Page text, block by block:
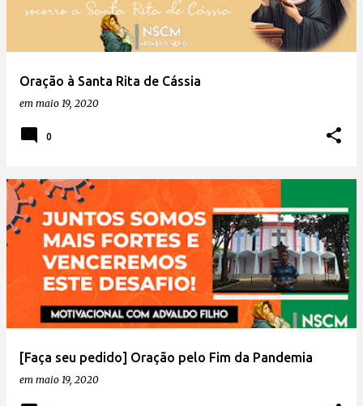
Oração à Santa Rita de Cássia
em maio 19, 2020
0
[Faça seu pedido] Oração pelo Fim da Pandemia
em maio 19, 2020